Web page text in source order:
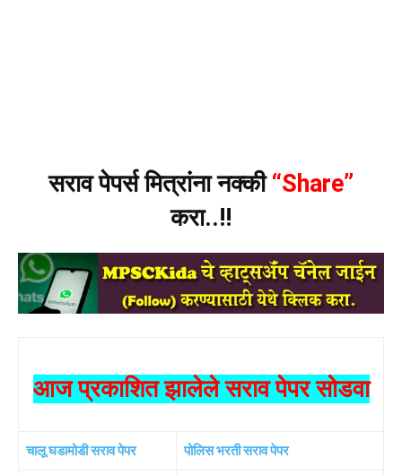
सराव पेपर्स मित्रांना नक्की“Share”
करा..!!
आज प्रकाशित झालेले सराव पेपर सोडवा
चालू घडामोडी सराव पेपर पोलिस भरती सराव पेपर